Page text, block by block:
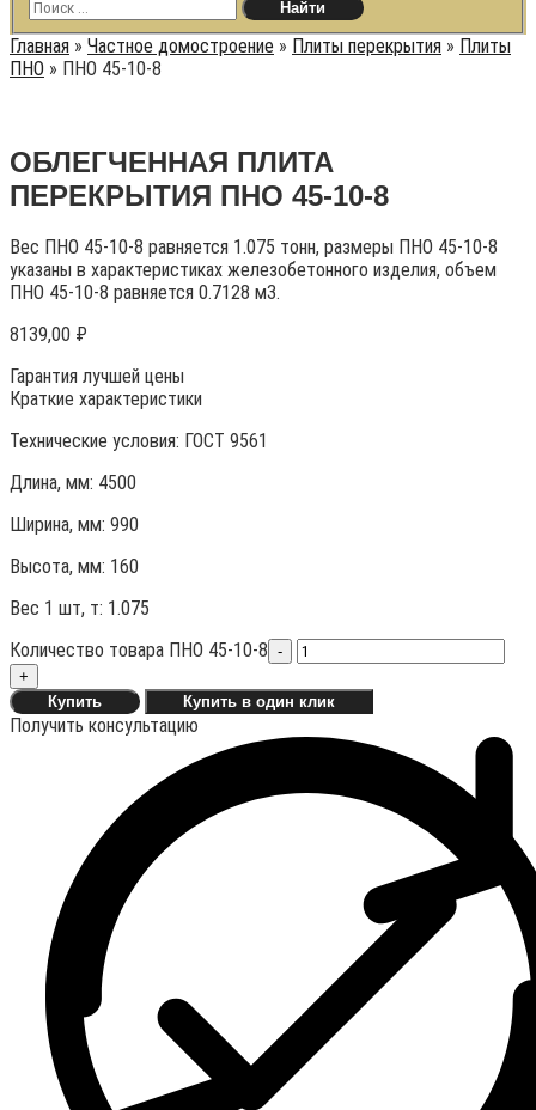
Главная » Частное домостроение » Плиты перекрытия » Плиты
ПНО » ПНО 45-10-8
ОБЛЕГЧЕННАЯ ПЛИТА
ПЕРЕКРЫТИЯ ПНО 45-10-8
Вес ПНО 45-10-8 равняется 1.075 тонн, размеры ПНО 45-10-8
указаны в характеристиках железобетонного изделия, объем
ПНО 45-10-8 равняется 0.7128 м3.
8139,00 ₽
Гарантия лучшей цены
Краткие характеристики
Технические условия: ГОСТ 9561
Длина, мм: 4500
Ширина, мм: 990
Высота, мм: 160
Вес 1 шт, т: 1.075
Количество товара ПНО 45-10-8 -
+
Купить
Купить в один клик
Получить консультацию